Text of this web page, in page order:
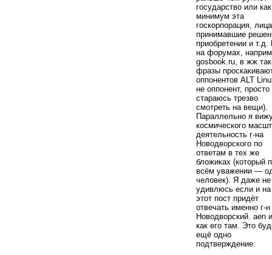
государство или как
минимум эта
госкорпорация, лица
принимавшие
приобретении и т.д.
на форумах,
gosbook.ru, в жж
фразы
оппонентов ALT
не оппонент, просто
стараюсь трезво
смотреть на вещи).
Параллельно я
космического
деятельность г-на
Новодворского по
ответам в тех же
бложиках (который
всём уважении —
человек). Я даже не
удивлюсь если и на
этот пост придёт
отвечать именно г-н
Новодворский. aen
как его там. Это
ещё одно
подтверждение.